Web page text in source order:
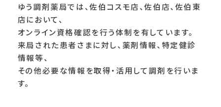
ゆう調剤薬局では、佐伯コスモ店、佐伯店、佐伯東
店において、
オンライン資格確認を行う体制を有しています。
来局された患者さまに対し、薬剤情報、特定健診
情報等、
その他必要な情報を取得・活用して調剤を行いま
す。